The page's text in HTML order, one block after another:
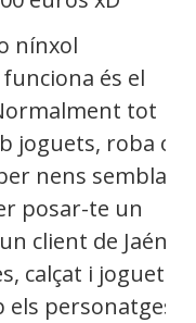
nínxol
és el
tot
joguets, roba o
nens sembla
posar-te un
client de Jaén
calçat i joguets
personatges